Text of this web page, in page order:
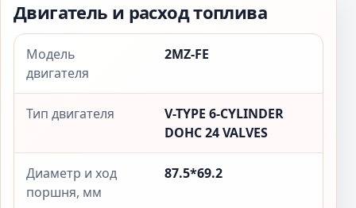
Двигатель и расход топлива
Модель
двигателя
2MZ-FE
Тип двигателя
V-TYPE 6-CYLINDER
DOHC 24 VALVES
Диаметр и ход
поршня, мм
87.5*69.2